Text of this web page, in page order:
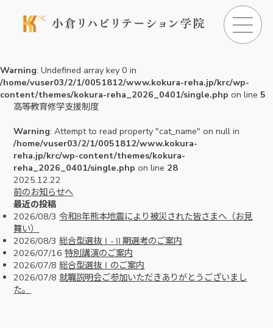
Warning: Undefined array key 0 in
/home/vuser03/2/1/0051812/www.kokura-reha.jp/krc/wp-
content/themes/kokura-reha_2026_0401/single.php on line 5
高等教育修学支援制度
Warning: Attempt to read property "cat_name" on null in
/home/vuser03/2/1/0051812/www.kokura-
reha.jp/krc/wp-content/themes/kokura-
reha_2026_0401/single.php on line 28
2025.12.22
前のお知らせへ
最近の投稿
2026/08/3 令和8年熊本地震により被災された皆さまへ（お見
舞い）
2026/08/3 総合型選抜Ⅰ-Ⅱ期選考のご案内
2026/07/16 特別講演のご案内
2026/07/8 総合型選抜Ⅰのご案内
2026/07/8 就職説明会ご参加いただきありがとうございまし
た。